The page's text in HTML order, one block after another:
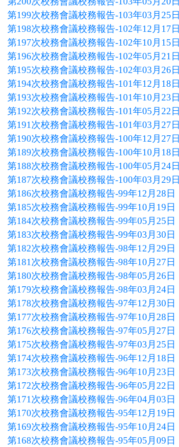
第199次校務會議校務報告-103年03月25日
第198次校務會議校務報告-102年12月17日
第197次校務會議校務報告-102年10月15日
第196次校務會議校務報告-102年05月21日
第195次校務會議校務報告-102年03月26日
第194次校務會議校務報告-101年12月18日
第193次校務會議校務報告-101年10月23日
第192次校務會議校務報告-101年05月22日
第191次校務會議校務報告-101年03月27日
第190次校務會議校務報告-100年12月27日
第189次校務會議校務報告-100年10月18日
第188次校務會議校務報告-100年05月24日
第187次校務會議校務報告-100年03月29日
第186次校務會議校務報告-99年12月28日
第185次校務會議校務報告-99年10月19日
第184次校務會議校務報告-99年05月25日
第183次校務會議校務報告-99年03月30日
第182次校務會議校務報告-98年12月29日
第181次校務會議校務報告-98年10月27日
第180次校務會議校務報告-98年05月26日
第179次校務會議校務報告-98年03月24日
第178次校務會議校務報告-97年12月30日
第177次校務會議校務報告-97年10月28日
第176次校務會議校務報告-97年05月27日
第175次校務會議校務報告-97年03月25日
第174次校務會議校務報告-96年12月18日
第173次校務會議校務報告-96年10月23日
第172次校務會議校務報告-96年05月22日
第171次校務會議校務報告-96年04月03日
第170次校務會議校務報告-95年12月19日
第169次校務會議校務報告-95年10月24日
第168次校務會議校務報告-95年05月09日